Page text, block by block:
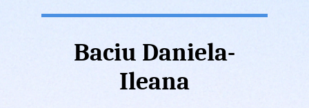
Baciu Daniela-
Ileana